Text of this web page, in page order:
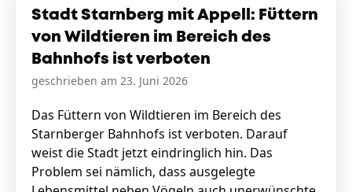
Stadt Starnberg mit Appell: Füttern
von Wildtieren im Bereich des
Bahnhofs ist verboten
geschrieben am 23. Juni 2026
Das Füttern von Wildtieren im Bereich des
Starnberger Bahnhofs ist verboten. Darauf
weist die Stadt jetzt eindringlich hin. Das
Problem sei nämlich, dass ausgelegte